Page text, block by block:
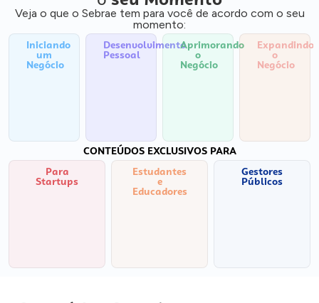
Veja o que o Sebrae tem para você de acordo com o seu
momento:
Iniciando
um
Negócio
Desenvolvimento
Pessoal
Aprimorando
o
Negócio
Expandindo
o
Negócio
CONTEÚDOS EXCLUSIVOS PARA
Para
Startups
Estudantes
e
Educadores
Gestores
Públicos